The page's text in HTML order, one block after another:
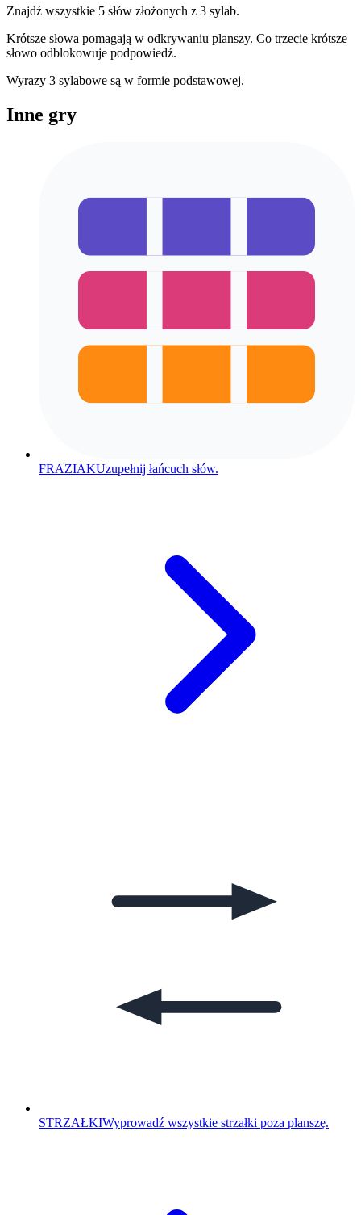
Znajdź wszystkie 5 słów złożonych z 3 sylab.
Krótsze słowa pomagają w odkrywaniu planszy. Co trzecie krótsze
słowo odblokowuje podpowiedź.
Wyrazy 3 sylabowe są w formie podstawowej.
Inne gry
FRAZIAKUzupełnij łańcuch słów.
STRZAŁKIWyprowadź wszystkie strzałki poza planszę.